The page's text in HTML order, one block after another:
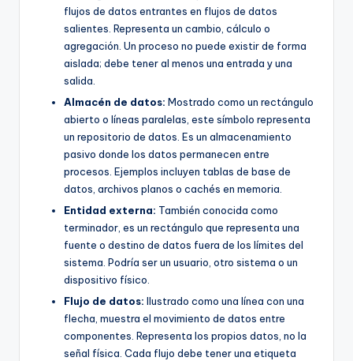
flujos de datos entrantes en flujos de datos
salientes. Representa un cambio, cálculo o
agregación. Un proceso no puede existir de forma
aislada; debe tener al menos una entrada y una
salida.
Almacén de datos: Mostrado como un rectángulo
abierto o líneas paralelas, este símbolo representa
un repositorio de datos. Es un almacenamiento
pasivo donde los datos permanecen entre
procesos. Ejemplos incluyen tablas de base de
datos, archivos planos o cachés en memoria.
Entidad externa: También conocida como
terminador, es un rectángulo que representa una
fuente o destino de datos fuera de los límites del
sistema. Podría ser un usuario, otro sistema o un
dispositivo físico.
Flujo de datos: Ilustrado como una línea con una
flecha, muestra el movimiento de datos entre
componentes. Representa los propios datos, no la
señal física. Cada flujo debe tener una etiqueta